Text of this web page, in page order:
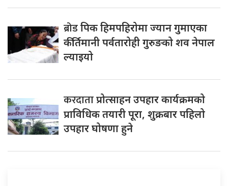
ब्रोडपिक हिमपहिरोमा ज्यान गुमाएका
कीर्तिमानी पर्वतारोही गुरुङको शव नेपाल
ल्याइयो
करदाताप्रोत्साहन उपहार कार्यक्रमको
प्राविधिक तयारी पूरा, शुक्रबार पहिलो
उपहार घोषणा हुने